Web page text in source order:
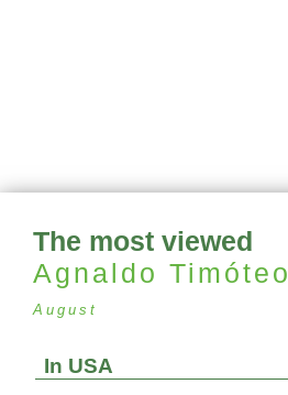
The most viewed
Agnaldo Timóteo
August
In USA